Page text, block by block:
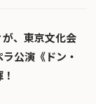
、東京文化会
公演《ドン・